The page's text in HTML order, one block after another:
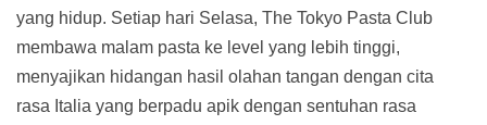
yang hidup. Setiap hari Selasa, The Tokyo Pasta Club
membawa malam pasta ke level yang lebih tinggi,
menyajikan hidangan hasil olahan tangan dengan cita
rasa Italia yang berpadu apik dengan sentuhan rasa